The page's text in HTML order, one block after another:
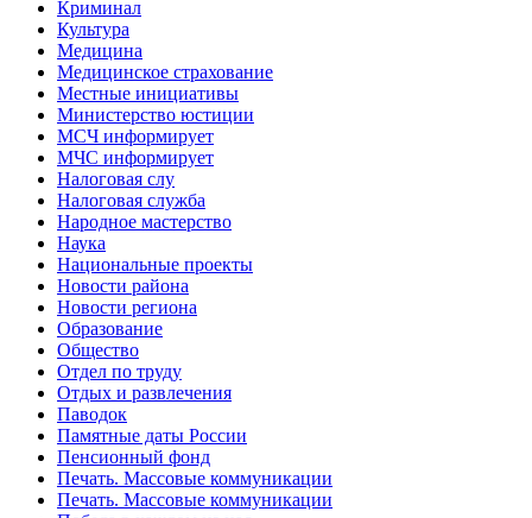
Криминал
Культура
Медицина
Медицинское страхование
Местные инициативы
Министерство юстиции
МСЧ информирует
МЧС информирует
Налоговая слу
Налоговая служба
Народное мастерство
Наука
Национальные проекты
Новости района
Новости региона
Образование
Общество
Отдел по труду
Отдых и развлечения
Паводок
Памятные даты России
Пенсионный фонд
Печать. Массовые коммуникации
Печать. Массовые коммуникации